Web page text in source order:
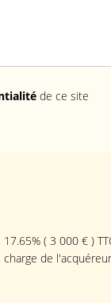
de ce site
17.65% ( 3 000 € )
charge de l'acquéreur